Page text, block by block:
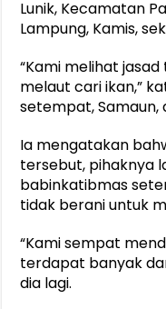
Lunik, Kecamatan
Lampung, Kamis,
“Kami melihat
melaut cari ikan,”
setempat, Samaun,
Ia mengatakan
tersebut, pihaknya
babinkatibmas
tidak berani untuk
“Kami sempat
terdapat banyak
dia lagi.